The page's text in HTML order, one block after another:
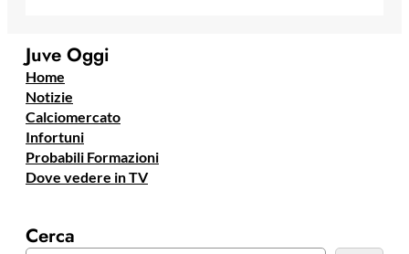
Juve Oggi
Home
Notizie
Calciomercato
Infortuni
Probabili Formazioni
Dove vedere in TV
Cerca